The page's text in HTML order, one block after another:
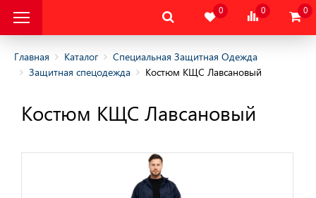
0 0 0
Главная Каталог
Специальная Защитная Одежда
Защитная спецодежда
Костюм КЩС Лавсановый
Костюм КЩС Лавсановый